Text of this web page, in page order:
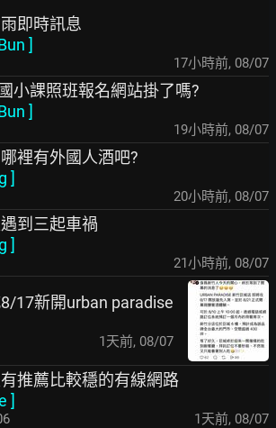
即時訊息
]
17小時前, 08/07
小課照班報名網站掛了嗎?
]
19小時前, 08/07
裡有外國人酒吧?
]
20小時前, 08/07
到三起車禍
]
21小時前, 08/07
17新開urban paradise
1天前, 08/07
推薦比較穩的有線網路
]
1天前, 08/07